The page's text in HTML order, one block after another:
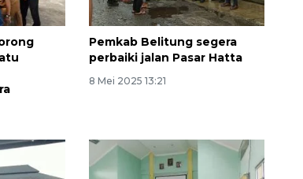
Pemkab Belitung segera
perbaiki jalan Pasar Hatta
8 Mei 2025 13:21